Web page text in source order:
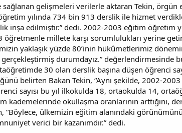
sağlanan gelişmeleri verilerle aktaran Tekin,
yılında 734 bin 913 derslik ile hizmet
inşa edilmiştir.” dedi. 2002-2003 eğitim
millete karşı sorumlulukları yerine
yaklaşık yüzde 80’inin hükûmetlerimiz
durumdayız.” değerlendirmesinde
30 olan derslik başına düşen öğrenci
belirten Bakan Tekin, “Aynı şekilde, 2002-
sayısı bu yıl ilkokulda 18, ortaokulda 14,
okullaşma oranlarının arttığını,
“Böylece, ülkemizin eğitim alanındaki
verici bir kazanımdır.” dedi.